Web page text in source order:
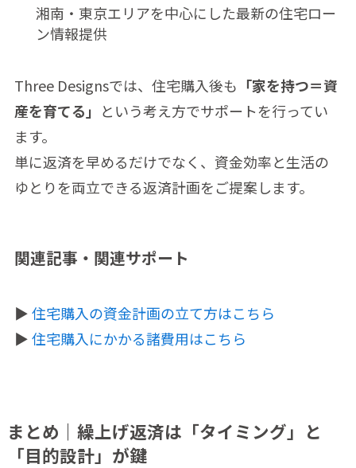
湘南・東京エリアを中心にした最新の住宅ロー
ン情報提供
Three Designsでは、住宅購入後も 「家を持つ＝資
産を育てる」 という考え方でサポートを行ってい
ます。
単に返済を早めるだけでなく、資金効率と生活の
ゆとりを両立できる返済計画をご提案します。
関連記事・関連サポート
▶住宅購入の資金計画の立て方はこちら
▶住宅購入にかかる諸費用はこちら
まとめ｜繰上げ返済は「タイミング」と
「目的設計」が鍵